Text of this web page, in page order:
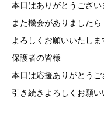
本日はありがとうござい
また機会がありましたら
よろしくお願いいたしま
保護者の皆様
本日は応援ありがとうご
引き続きよろしくお願い